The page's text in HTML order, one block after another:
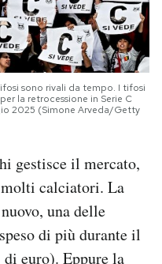
sono rivali da tempo. I tifosi
la retrocessione in Serie C
2025 (Simone Arveda/Getty
gestisce il mercato,
molti calciatori. La
una delle
di più durante il
euro). Eppure la